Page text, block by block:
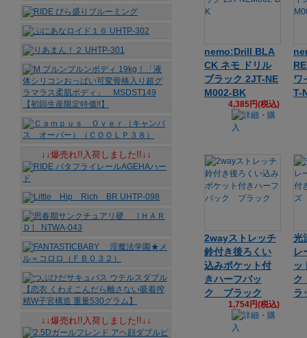
nemo:Drill BLA
CK ネモ ドリル
ブラック 2JT-NE
M002-BK
4,385円(税込)
ワ
T-
2wayストレッチ
鈴付き後ろくい
込みポケット付
きハーフバッ
ク ブラック
1,754円(税込)
光
レ
ッ
ラ
↓↓爆売れ!!入荷しました!!↓↓
↓↓爆売れ!!入荷しました!!↓↓